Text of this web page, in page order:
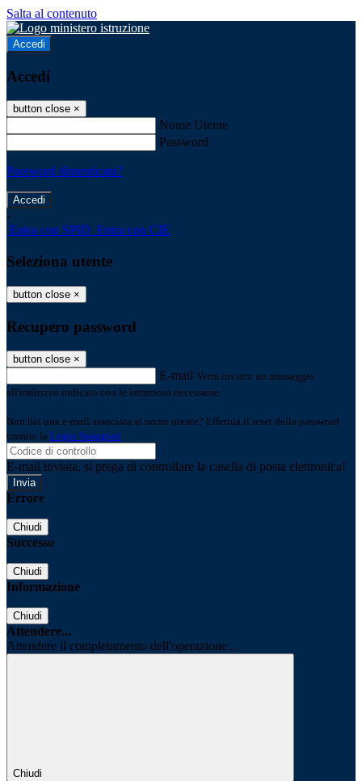
Salta al contenuto
Accedi
Accedi
button close ×
Nome Utente
Password
Password dimenticata?
-
Entra con SPID Entra con CIE
Seleziona utente
button close ×
Recupero password
button close ×
E-mail Verrà inviato un messaggio
all'indirizzo indicato con le istruzioni necessarie.
Non hai una e-mail associata al nome utente? Effettua il reset della password
tramite la Login Spaggiari
E-mail inviata, si prega di controllare la casella di posta elettronica!
Errore
Chiudi
Successo
Chiudi
Informazione
Chiudi
Attendere...
Attendere il completamento dell'operazione...
Chiudi